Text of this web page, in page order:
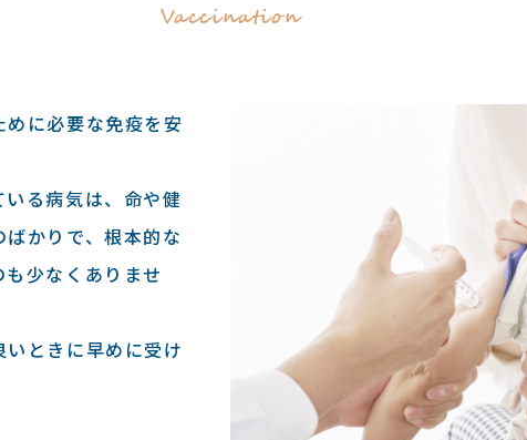
Vaccination
に必要な免疫を安
る病気は、命や健
かりで、根本的な
少なくありませ
ときに早めに受け